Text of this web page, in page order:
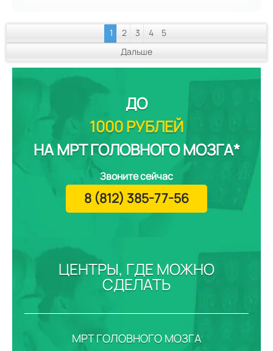
1 2 3 4
5
Дальше
ДО
1000 РУБЛЕЙ
НА МРТ ГОЛОВНОГО МОЗГА*
Звоните сейчас
8 (812) 385-77-56
ЦЕНТРЫ, ГДЕ МОЖНО
СДЕЛАТЬ
МРТ ГОЛОВНОГО МОЗГА